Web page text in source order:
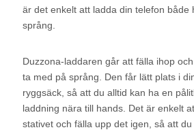
är det enkelt att ladda din telefon både
språng.
Duzzona-laddaren går att fälla ihop
ta med på språng. Den får lätt plats i
ryggsäck, så att du alltid kan ha en
laddning nära till hands. Det är enkelt
stativet och fälla upp det igen, så att